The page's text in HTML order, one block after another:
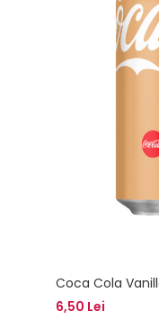
Coca Cola
6,50 Lei